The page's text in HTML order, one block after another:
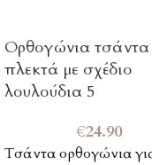
Ορθογώνια τσάντα
πλεκτά με σχέδιο
λουλούδια 5
€24.90
Τσάντα ορθογώνια